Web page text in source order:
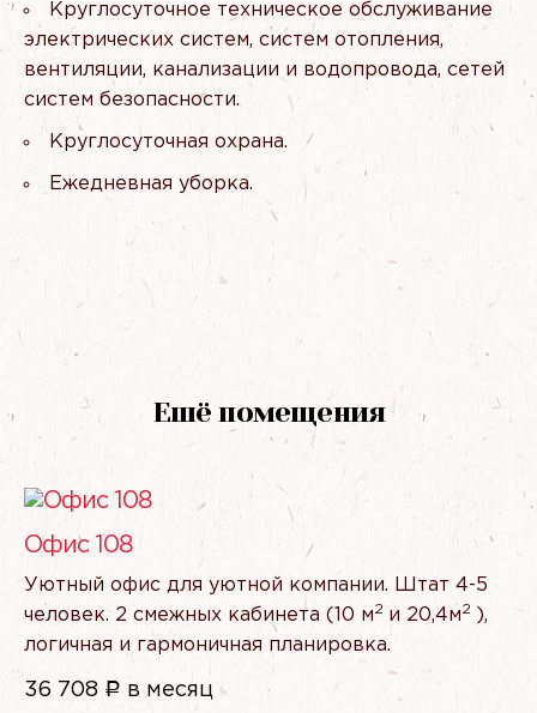
Круглосуточное техническое обслуживание
электрических систем, систем отопления,
вентиляции, канализации и водопровода, сетей
систем безопасности.
Круглосуточная охрана.
Ежедневная уборка.
Ешё помещения
Офис 108
Уютный офис для уютной компании. Штат 4-5
человек. 2 смежных кабинета (10 м2 и 20,4м2
),
логичная и гармоничная планировка.
36 708 Р в месяц